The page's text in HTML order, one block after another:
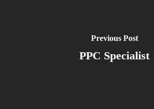
Previous Post
PPC Specialist